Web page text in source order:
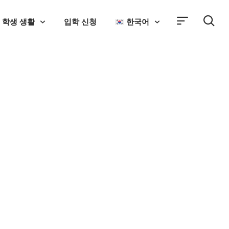
학생 생활 입학 신청 한국어